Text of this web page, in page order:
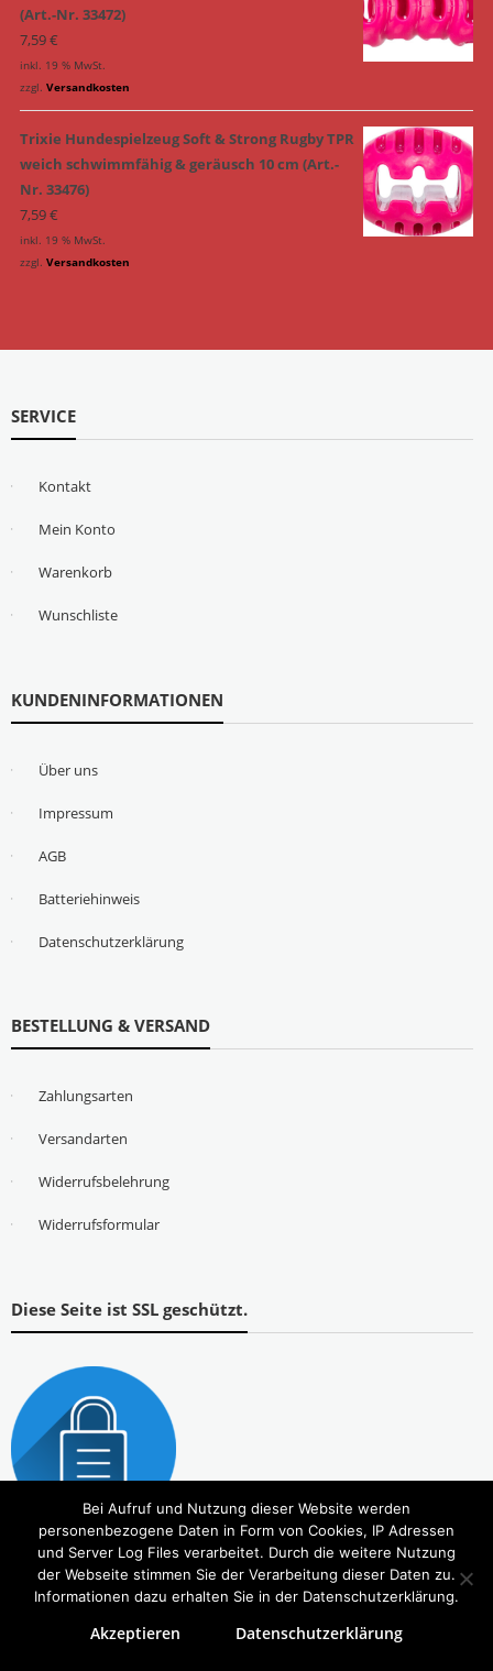
(Art.-Nr. 33472)
7,59€
inkl. 19 % MwSt.
zzgl. Versandkosten
Trixie Hundespielzeug Soft & Strong Rugby TPR
weich schwimmfähig & geräusch 10 cm (Art.-
Nr. 33476)
7,59€
inkl. 19 % MwSt.
zzgl. Versandkosten
SERVICE
Kontakt
Mein Konto
Warenkorb
Wunschliste
KUNDENINFORMATIONEN
Über uns
Impressum
AGB
Batteriehinweis
Datenschutzerklärung
BESTELLUNG & VERSAND
Zahlungsarten
Versandarten
Widerrufsbelehrung
Widerrufsformular
Diese Seite ist SSL geschützt.
Copyright © 2026Tierbedarf – bvl-Shop . Alle Rechte vorbehalten. Theme:eStorevon ThemeGrill.
Bei Aufruf und Nutzung dieser Website werden
personenbezogene Daten in Form von Cookies, IP Adressen
und Server Log Files verarbeitet. Durch die weitere Nutzung
der Webseite stimmen Sie der Verarbeitung dieser Daten zu.
Informationen dazu erhalten Sie in der Datenschutzerklärung.
Akzeptieren Datenschutzerklärung